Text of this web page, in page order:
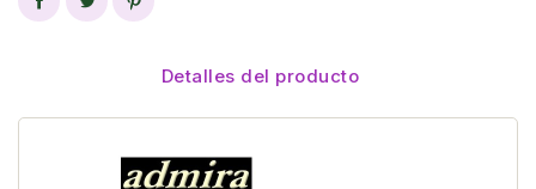
Detalles del producto